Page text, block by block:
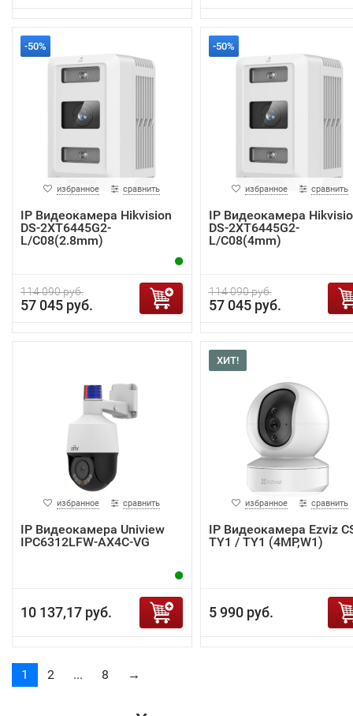
-50%
избранное сравнить
IP Видеокамера Hikvision
DS-2XT6445G2-
L/C08(2.8mm)
114 090 руб.
57 045 руб.
-50%
избранное сравнить
IP Видеокамера
DS-2XT6445G2-
L/C08(4mm)
114 090 руб.
57 045 руб.
избранное сравнить
IP Видеокамера Uniview
IPC6312LFW-AX4C-VG
10 137,17 руб.
ХИТ!
избранное сравнить
IP Видеокамера Ezviz
TY1 / TY1 (4MP,W1)
5 990 руб.
1 2 ... 8 →